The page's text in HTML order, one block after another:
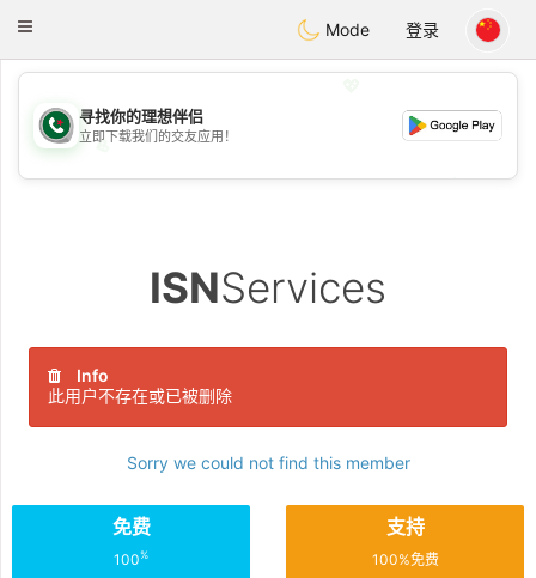
Weshrak
Toggle
Mode 登录
💖
💕
寻找你的理想伴侣
立即下载我们的交友应用！
ISNServices
Info
此用户不存在或已被删除
Sorry we could not find this member
免费
100%
支持
100%免费